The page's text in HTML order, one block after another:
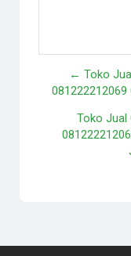
← Toko
081222212069
Toko Jual